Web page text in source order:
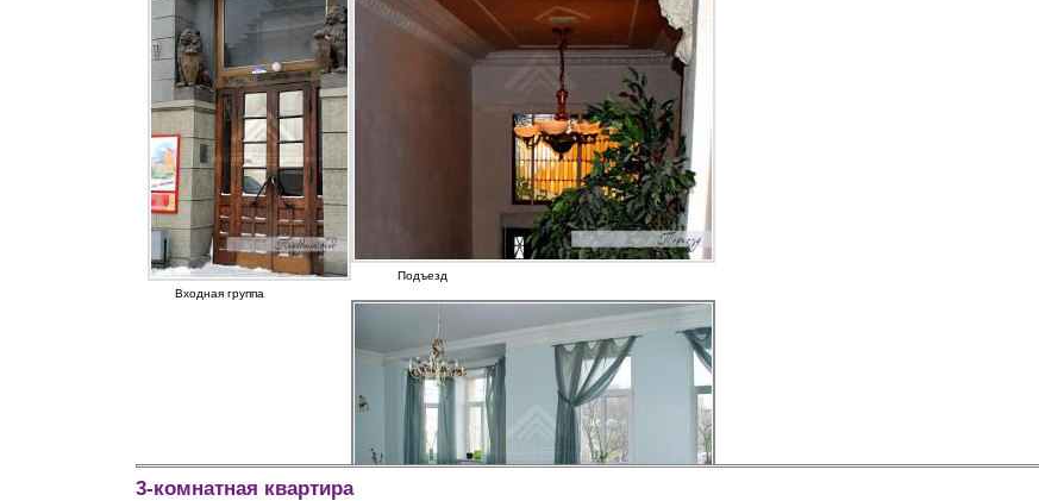
Входная группа
Подъезд
3-комнатная квартира